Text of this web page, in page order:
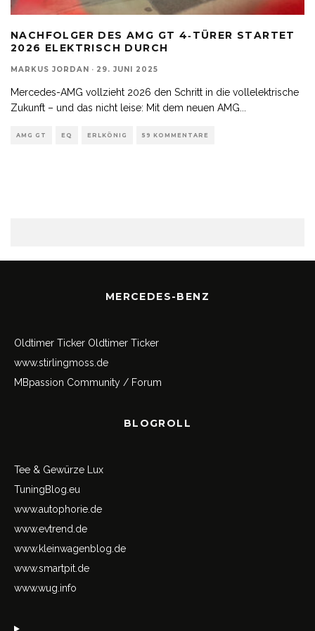
NACHFOLGER DES AMG GT 4‑TÜRER STARTET
2026 ELEKTRISCH DURCH
MARKUS JORDAN · 29. JUNI 2025
Mercedes-AMG vollzieht 2026 den Schritt in die vollelektrische
Zukunft – und das nicht leise: Mit dem neuen AMG
AMG GT EQ ERLKÖNIG 59 KOMMENTARE
MERCEDES-BENZ
Oldtimer Ticker Oldtimer Ticker
www.stirlingmoss.de
MBpassion Community / Forum
BLOGROLL
Tee & Gewürze Lux
TuningBlog.eu
www.autophorie.de
www.evtrend.de
www.kleinwagenblog.de
www.smartpit.de
www.wug.info